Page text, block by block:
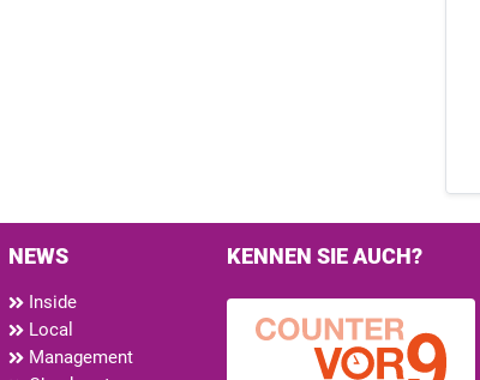
NEWS
Inside
Local
Management
KENNEN SIE AUCH?